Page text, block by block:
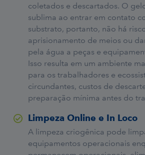
coletados e descartados. O gelo seco
sublima ao entrar em contato
substrato, portanto, não há
aprisionamento de meios ou
pela água a peças e
Isso resulta em um ambiente
para os trabalhadores e
circundantes, custos de
preparação mínima antes do
Limpeza Online e In Loco
A limpeza criogênica pode
equipamentos operacionais